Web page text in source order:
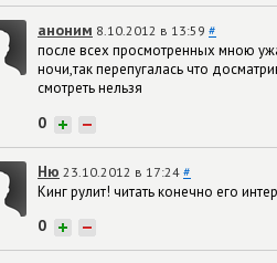
аноним 8.10.2012 в 13:59 #
после всех просмотренных мною
ночи,так перепугалась что
смотреть нельзя
0 + −
Ню 23.10.2012 в 17:24 #
Кинг рулит! читать конечно его
0 + −